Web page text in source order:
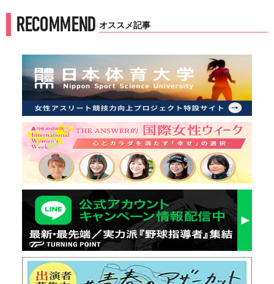
RECOMMEND オススメ記事